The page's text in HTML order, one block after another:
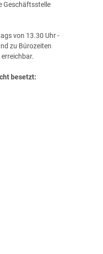
Geschäftsstelle
von 13.30 Uhr -
zu Bürozeiten
erreichbar.
besetzt: